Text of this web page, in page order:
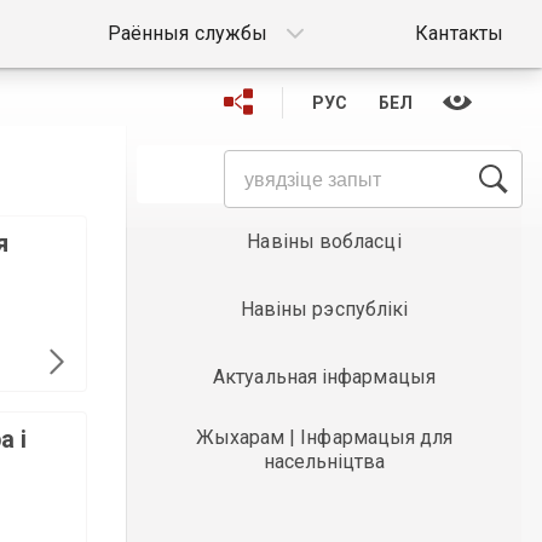
Раённыя службы Кантакты
РУС БЕЛ
і
Навіны раёна
Навіны вобласці
Навіны рэспублікі
Актуальная інфармацыя
Жыхарам | Інфармацыя для
насельніцтва